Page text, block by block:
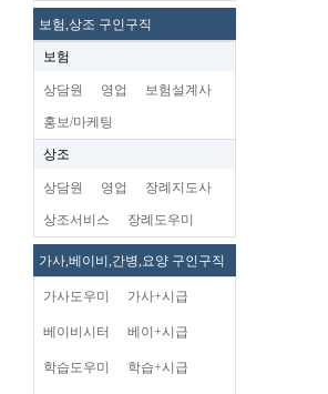
보험,상조 구인구직
보험
상담원 영업 보험설계사
홍보/마케팅
상조
상담원 영업 장례지도사
상조서비스 장례도우미
가사,베이비,간병,요양 구인구직
가사도우미 가사+시급
베이비시터 베이+시급
학습도우미 학습+시급